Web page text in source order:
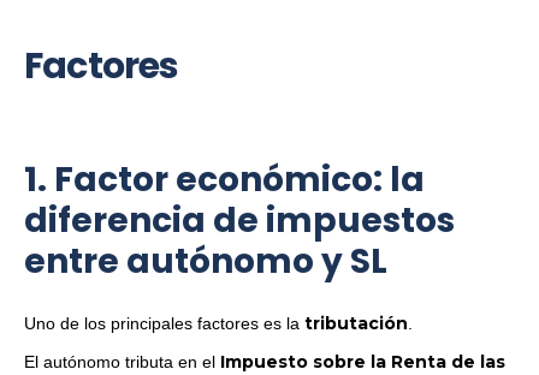
Factores
1. Factor económico: la
diferencia de impuestos
entre autónomo y SL
Uno de los principales factores es la tributación
El autónomo tributa en el Impuesto sobre la Renta de las